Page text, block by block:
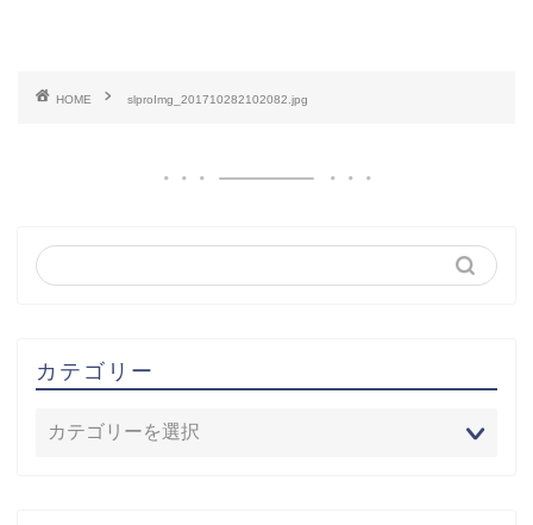
HOME slproImg_201710282102082.jpg
カテゴリー